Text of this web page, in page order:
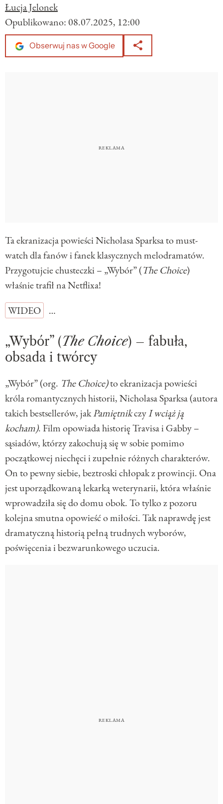
Łucja Jelonek
Opublikowano: 08.07.2025, 12:00
Obserwuj nas w Google
Ta ekranizacja powieści Nicholasa Sparksa to must-
watch dla fanów i fanek klasycznych melodramatów.
Przygotujcie chusteczki – „Wybór” (The Choice)
właśnie trafił na Netflixa!
WIDEO
…
„Wybór” (The Choice) – fabuła,
obsada i twórcy
„Wybór” (org. The Choice)to ekranizacja powieści
króla romantycznych historii, Nicholasa Sparksa (autora
takich bestsellerów, jakPamiętnikczyI wciąż ją
kocham). Film opowiada historię Travisa i Gabby –
sąsiadów, którzy zakochują się w sobie pomimo
początkowej niechęci i zupełnie różnych charakterów.
On to pewny siebie, beztroski chłopak z prowincji. Ona
jest uporządkowaną lekarką weterynarii, która właśnie
wprowadziła się do domu obok. To tylko z pozoru
kolejna smutna opowieść o miłości. Tak naprawdę jest
dramatyczną historią pełną trudnych wyborów,
poświęcenia i bezwarunkowego uczucia.